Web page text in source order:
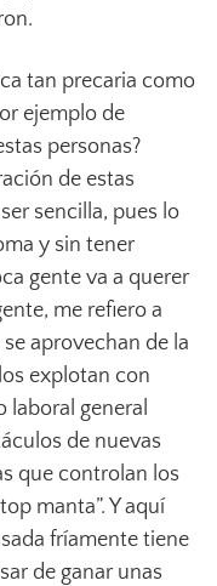
tan precaria como
ejemplo de
personas?
de estas
sencilla, pues lo
y sin tener
gente va a querer
me refiero a
aprovechan de la
explotan con
laboral general
de nuevas
que controlan los
manta”. Y aquí
fríamente tiene
de ganar unas